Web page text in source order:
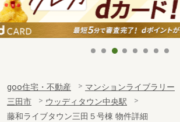
goo住宅・不動産 マンションライブラリー
三田市
ウッディタウン中央駅
藤和ライブタウン三田５号棟 物件詳細